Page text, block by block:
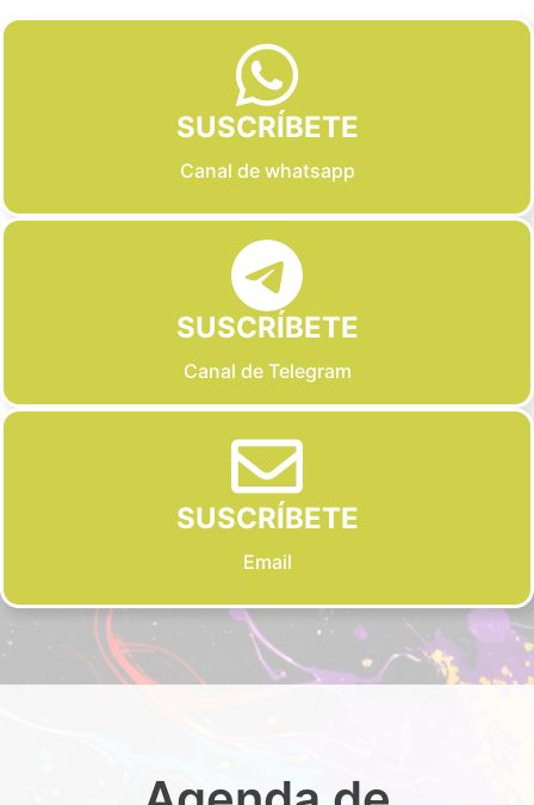
SUSCRÍBETE
Canal de whatsapp
SUSCRÍBETE
Canal de Telegram
SUSCRÍBETE
Email